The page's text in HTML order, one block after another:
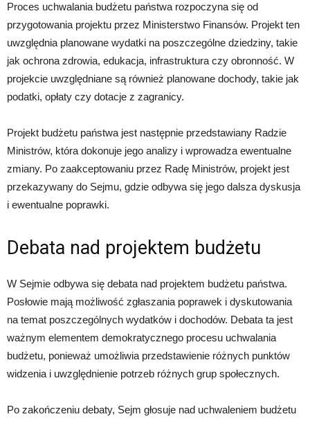
Proces uchwalania budżetu państwa rozpoczyna się od
przygotowania projektu przez Ministerstwo Finansów. Projekt ten
uwzględnia planowane wydatki na poszczególne dziedziny, takie
jak ochrona zdrowia, edukacja, infrastruktura czy obronność. W
projekcie uwzględniane są również planowane dochody, takie jak
podatki, opłaty czy dotacje z zagranicy.
Projekt budżetu państwa jest następnie przedstawiany Radzie
Ministrów, która dokonuje jego analizy i wprowadza ewentualne
zmiany. Po zaakceptowaniu przez Radę Ministrów, projekt jest
przekazywany do Sejmu, gdzie odbywa się jego dalsza dyskusja
i ewentualne poprawki.
Debata nad projektem budżetu
W Sejmie odbywa się debata nad projektem budżetu państwa.
Posłowie mają możliwość zgłaszania poprawek i dyskutowania
na temat poszczególnych wydatków i dochodów. Debata ta jest
ważnym elementem demokratycznego procesu uchwalania
budżetu, ponieważ umożliwia przedstawienie różnych punktów
widzenia i uwzględnienie potrzeb różnych grup społecznych.
Po zakończeniu debaty, Sejm głosuje nad uchwaleniem budżetu